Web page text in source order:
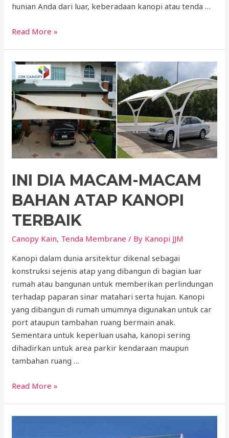
hunian Anda dari luar, keberadaan kanopi atau tenda …
Apa
Harga
Kanopi
per
Meter
untuk
Percantik
Rumah
Read More »
INI DIA MACAM-MACAM
BAHAN ATAP KANOPI
TERBAIK
Canopy Kain, Tenda Membrane / By Kanopi JJM
Kanopi dalam dunia arsitektur dikenal sebagai
konstruksi sejenis atap yang dibangun di bagian luar
rumah atau bangunan untuk memberikan perlindungan
terhadap paparan sinar matahari serta hujan. Kanopi
yang dibangun di rumah umumnya digunakan untuk car
port ataupun tambahan ruang bermain anak.
Sementara untuk keperluan usaha, kanopi sering
dihadirkan untuk area parkir kendaraan maupun
tambahan ruang …
Ini
Read More »